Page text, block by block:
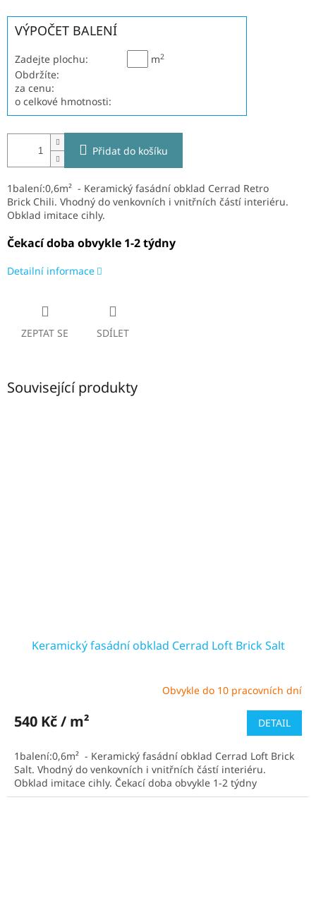
VÝPOČET BALENÍ
Zadejte plochu: m2
Obdržíte:
za cenu:
o celkové hmotnosti:
Přidat do košíku
1balení:0,6m² - Keramický fasádní obklad Cerrad Retro
Brick Chili. Vhodný do venkovních i vnitřních částí interiéru.
Obklad imitace cihly.
Čekací doba obvykle 1-2 týdny
Detailní informace
ZEPTAT SE SDÍLET
Související produkty
Keramický fasádní obklad Cerrad Loft Brick Salt
produktu
z
5
hvězdiček.
Obvykle do 10 pracovních dní
540 Kč / m² DETAIL
1balení:0,6m² - Keramický fasádní obklad Cerrad Loft Brick
Salt. Vhodný do venkovních i vnitřních částí interiéru.
Obklad imitace cihly. Čekací doba obvykle 1-2 týdny